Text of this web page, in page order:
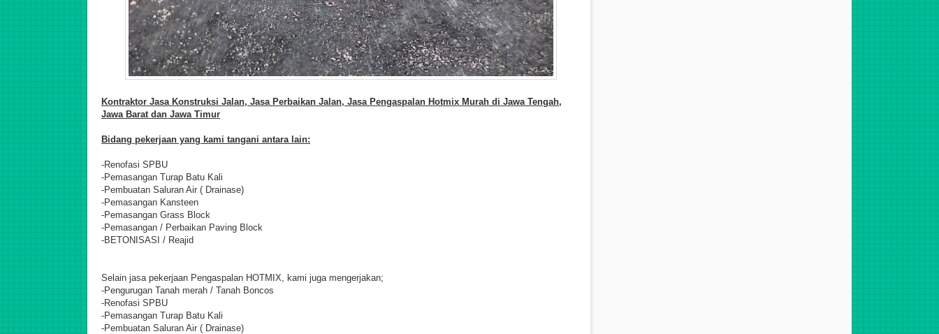
Kontraktor Jasa Konstruksi Jalan, Jasa Perbaikan Jalan, Jasa Pengaspalan Hotmix Murah di Jawa Tengah,
Jawa Barat dan Jawa Timur
Bidang pekerjaan yang kami tangani antara lain:
-Renofasi SPBU
-Pemasangan Turap Batu Kali
-Pembuatan Saluran Air ( Drainase)
-Pemasangan Kansteen
-Pemasangan Grass Block
-Pemasangan / Perbaikan Paving Block
-BETONISASI / Reajid
Selain jasa pekerjaan Pengaspalan HOTMIX, kami juga mengerjakan;
-Pengurugan Tanah merah / Tanah Boncos
-Renofasi SPBU
-Pemasangan Turap Batu Kali
-Pembuatan Saluran Air ( Drainase)